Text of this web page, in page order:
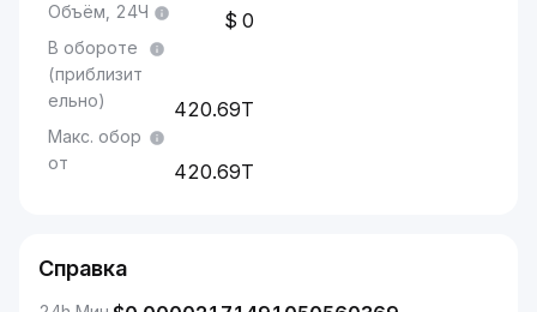
Объём, 24Ч 0
В обороте
(приблизит
ельно)
420.69T
Макс. обор
от
420.69T
Справка